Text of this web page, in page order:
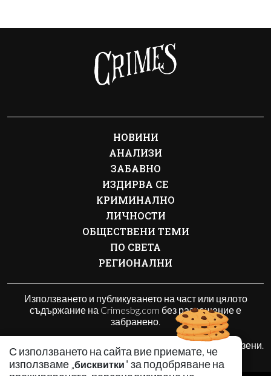
С използването на сайта вие приемате, че
използваме „бисквитки" за подобряване на
НОВИНИ
АНАЛИЗИ
ЗАБАВНО
ИЗДИРВА СЕ
КРИМИНАЛНО
ЛИЧНОСТИ
ОБЩЕСТВЕНИ ТЕМИ
ПО СВЕТА
РЕГИОНАЛНИ
Използването и публикуването на част или цялото
съдържание на Crimesbg.com без разрешение е
забранено.
© 2010 - 2026 | Crimesbg.com. Всички права запазени.